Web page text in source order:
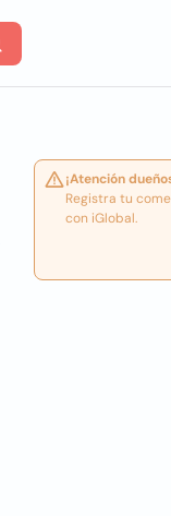
¡Atención
Registra tu
con iGlobal.